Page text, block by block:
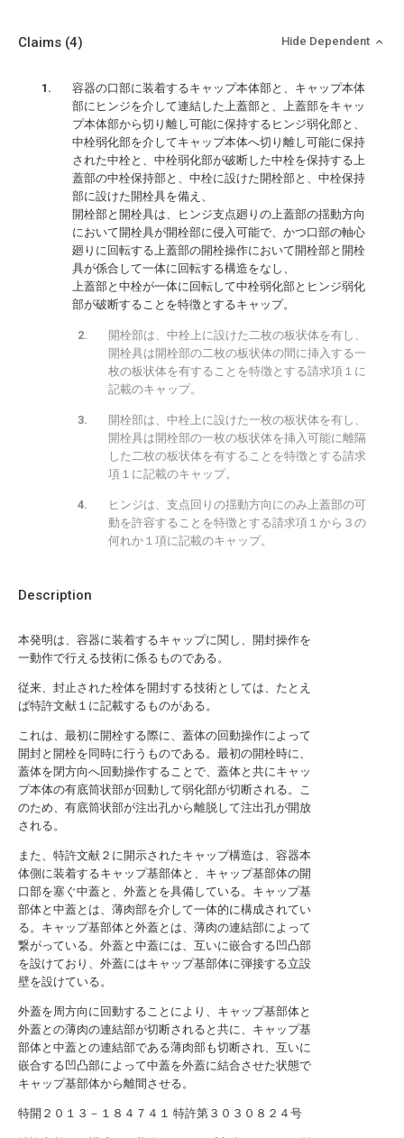
Description
本発明は、容器に装着するキャップに関し、開封操作を
一動作で行える技術に係るものである。
従来、封止された栓体を開封する技術としては、たとえ
ば特許文献１に記載するものがある。
これは、最初に開栓する際に、蓋体の回動操作によって
開封と開栓を同時に行うものである。最初の開栓時に、
蓋体を閉方向へ回動操作することで、蓋体と共にキャッ
プ本体の有底筒状部が回動して弱化部が切断される。こ
のため、有底筒状部が注出孔から離脱して注出孔が開放
される。
また、特許文献２に開示されたキャップ構造は、容器本
体側に装着するキャップ基部体と、キャップ基部体の開
口部を塞ぐ中蓋と、外蓋とを具備している。キャップ基
部体と中蓋とは、薄肉部を介して一体的に構成されてい
る。キャップ基部体と外蓋とは、薄肉の連結部によって
繋がっている。外蓋と中蓋には、互いに嵌合する凹凸部
を設けており、外蓋にはキャップ基部体に弾接する立設
壁を設けている。
外蓋を周方向に回動することにより、キャップ基部体と
外蓋との薄肉の連結部が切断されると共に、キャップ基
部体と中蓋との連結部である薄肉部も切断され、互いに
嵌合する凹凸部によって中蓋を外蓋に結合させた状態で
キャップ基部体から離間させる。
特開２０１３－１８４７４１ 特許第３０３０８２４号
Claims (4) Hide Dependent
容器の口部に装着するキャップ本体部と、キャップ本体
部にヒンジを介して連結した上蓋部と、上蓋部をキャッ
プ本体部から切り離し可能に保持するヒンジ弱化部と、
中栓弱化部を介してキャップ本体へ切り離し可能に保持
された中栓と、中栓弱化部が破断した中栓を保持する上
蓋部の中栓保持部と、中栓に設けた開栓部と、中栓保持
部に設けた開栓具を備え、
開栓部と開栓具は、ヒンジ支点廻りの上蓋部の揺動方向
において開栓具が開栓部に侵入可能で、かつ口部の軸心
廻りに回転する上蓋部の開栓操作において開栓部と開栓
具が係合して一体に回転する構造をなし、
上蓋部と中栓が一体に回転して中栓弱化部とヒンジ弱化
部が破断することを特徴とするキャップ。
開栓部は、中栓上に設けた二枚の板状体を有し、
開栓具は開栓部の二枚の板状体の間に挿入する一
枚の板状体を有することを特徴とする請求項１に
記載のキャップ。
開栓部は、中栓上に設けた一枚の板状体を有し、
開栓具は開栓部の一枚の板状体を挿入可能に離隔
した二枚の板状体を有することを特徴とする請求
項１に記載のキャップ。
ヒンジは、支点回りの揺動方向にのみ上蓋部の可
動を許容することを特徴とする請求項１から３の
何れか１項に記載のキャップ。